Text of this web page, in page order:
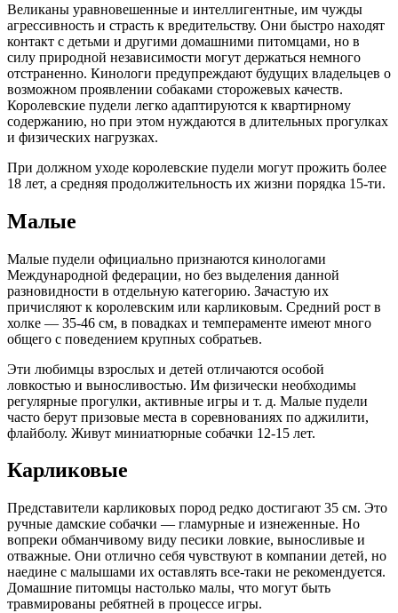
Великаны уравновешенные и интеллигентные, им чужды
агрессивность и страсть к вредительству. Они быстро находят
контакт с детьми и другими домашними питомцами, но в
силу природной независимости могут держаться немного
отстраненно. Кинологи предупреждают будущих владельцев о
возможном проявлении собаками сторожевых качеств.
Королевские пудели легко адаптируются к квартирному
содержанию, но при этом нуждаются в длительных прогулках
и физических нагрузках.
При должном уходе королевские пудели могут прожить более
18 лет, а средняя продолжительность их жизни порядка 15-ти.
Малые
Малые пудели официально признаются кинологами
Международной федерации, но без выделения данной
разновидности в отдельную категорию. Зачастую их
причисляют к королевским или карликовым. Средний рост в
холке — 35-46 см, в повадках и темпераменте имеют много
общего с поведением крупных собратьев.
Эти любимцы взрослых и детей отличаются особой
ловкостью и выносливостью. Им физически необходимы
регулярные прогулки, активные игры и т. д. Малые пудели
часто берут призовые места в соревнованиях по аджилити,
флайболу. Живут миниатюрные собачки 12-15 лет.
Карликовые
Представители карликовых пород редко достигают 35 см. Это
ручные дамские собачки — гламурные и изнеженные. Но
вопреки обманчивому виду песики ловкие, выносливые и
отважные. Они отлично себя чувствуют в компании детей, но
наедине с малышами их оставлять все-таки не рекомендуется.
Домашние питомцы настолько малы, что могут быть
травмированы ребятней в процессе игры.